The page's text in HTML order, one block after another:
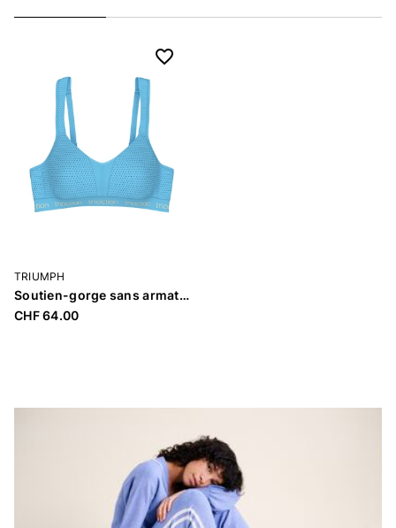
TRIUMPH
Soutien-gorge sans armatures rembourré «Triaction Energy Lite»
CHF 64.00